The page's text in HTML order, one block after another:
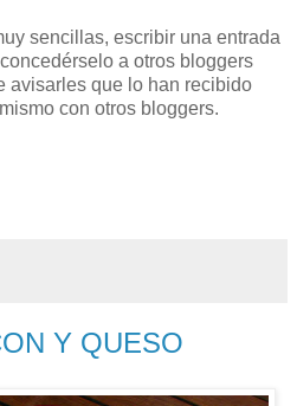
sencillas, escribir una entrada
a otros bloggers
avisarles que lo han recibido
con otros bloggers.
Y QUESO